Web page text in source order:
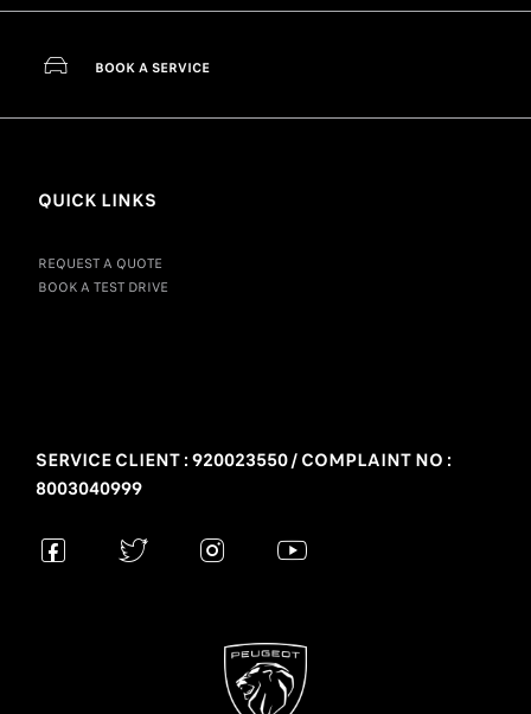
BOOK A SERVICE
QUICK LINKS
REQUEST A QUOTE
BOOK A TEST DRIVE
SERVICE CLIENT : 920023550 / COMPLAINT NO :
8003040999